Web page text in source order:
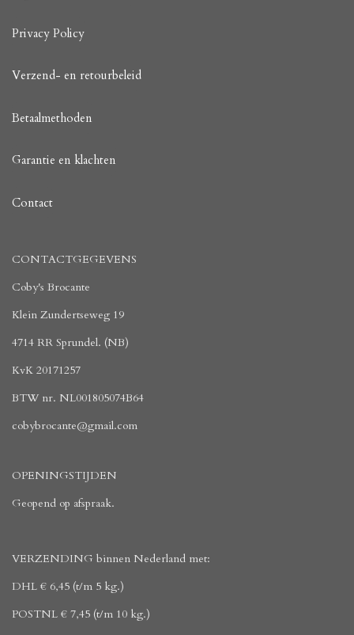
Privacy Policy
Verzend- en retourbeleid
Betaalmethoden
Garantie en klachten
Contact
CONTACTGEGEVENS
Coby's Brocante
Klein Zundertseweg 19
4714 RR Sprundel. (NB)
KvK 20171257
BTW nr. NL001805074B64
cobybrocante@gmail.com
OPENINGSTIJDEN
Geopend op afspraak.
VERZENDING binnen Nederland met:
DHL € 6,45 (t/m 5 kg.)
POSTNL € 7,45 (t/m 10 kg.)